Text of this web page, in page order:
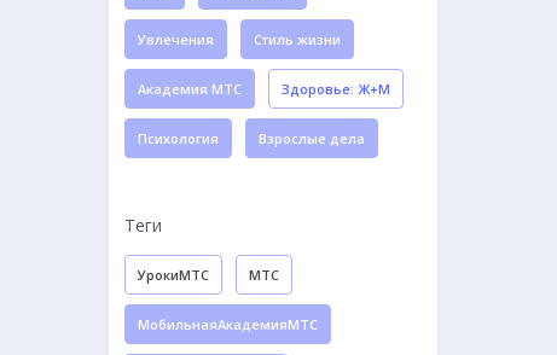
Увлечения Стиль жизни
Академия МТС Здоровье: Ж+М
Психология Взрослые дела
Теги
УрокиМТС МТС
МобильнаяАкадемияМТС